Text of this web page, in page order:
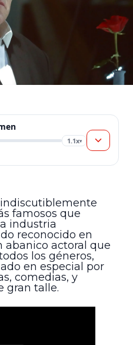
1.1x▾
famosos que
industria
reconocido en
actoral que
los géneros,
en especial por
comedias, y
gran talle.